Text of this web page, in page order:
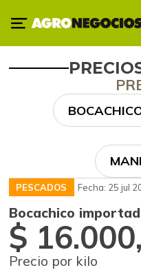
PESCADOS Fecha: 25 jul
Bocachico
$
Precio por kilo